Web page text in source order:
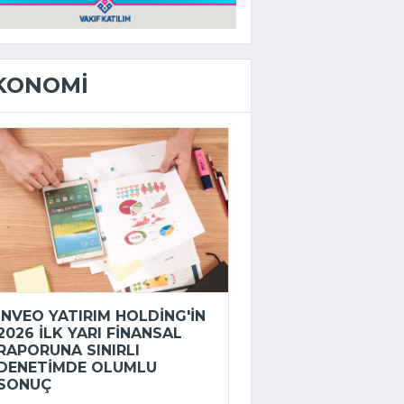
YATIRIM HOLDING'IN
ILK YARI FINANSAL
SINIRLI
OLUMLU